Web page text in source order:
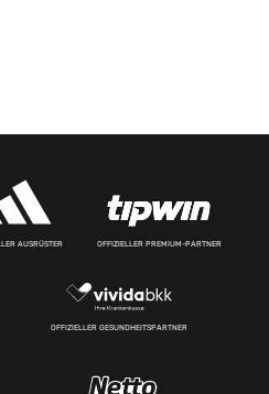
AUSRÜSTER OFFIZIELLER PREMIUM-PARTNER
OFFIZIELLER GESUNDHEITSPARTNER